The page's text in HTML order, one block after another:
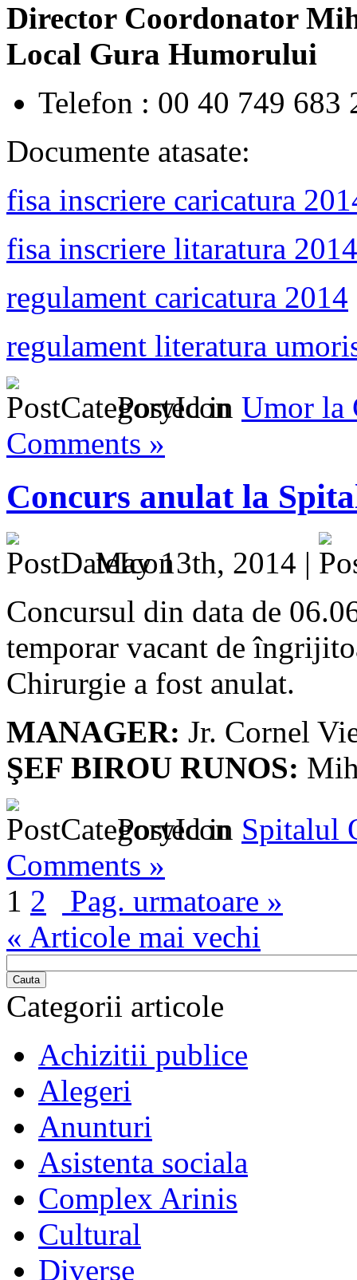
Director Coordonator
Local Gura Humorului
Telefon : 00 40 749 683
Documente atasate:
fisa inscriere caricatura
fisa inscriere litaratura 2014
regulament caricatura 2014
regulament literatura
Posted in Umor la
Comments »
Concurs anulat la
May 13th, 2014 |
Concursul din data de
temporar vacant de
Chirurgie a fost anulat.
MANAGER: Jr. Cornel
ŞEF BIROU RUNOS:
Posted in Spitalul
Comments »
1 2
Pag. urmatoare »
« Articole mai vechi
Cauta
Categorii articole
Achizitii publice
Alegeri
Anunturi
Asistenta sociala
Complex Arinis
Cultural
Diverse